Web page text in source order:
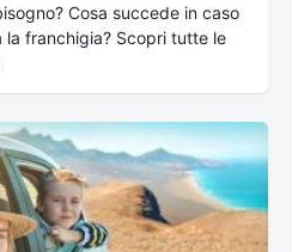
Cosa succede in caso
la franchigia? Scopri tutte le